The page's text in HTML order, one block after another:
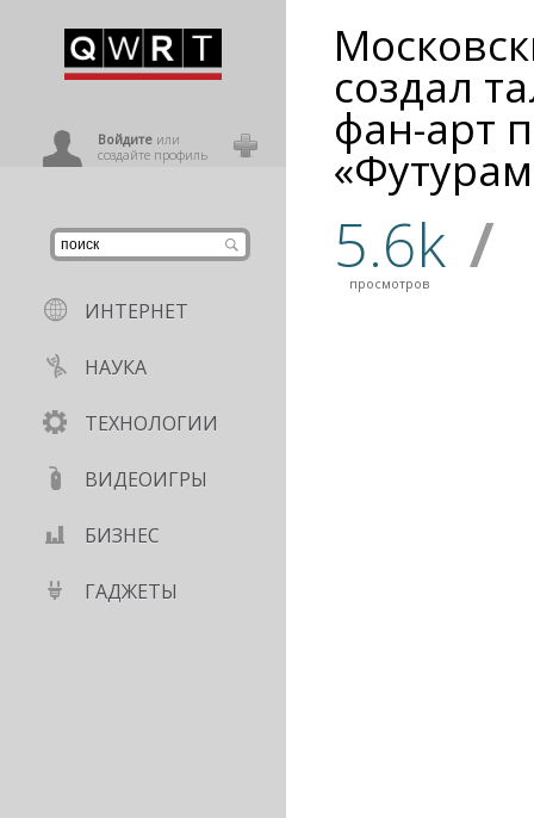
Войдитеили
создайте профиль
ИНТЕРНЕТ
НАУКА
ТЕХНОЛОГИИ
ВИДЕОИГРЫ
БИЗНЕС
ГАДЖЕТЫ
создал
фан-арт
5.6k
просмотров /